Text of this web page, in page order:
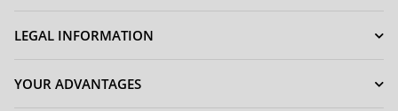
LEGAL INFORMATION
YOUR ADVANTAGES